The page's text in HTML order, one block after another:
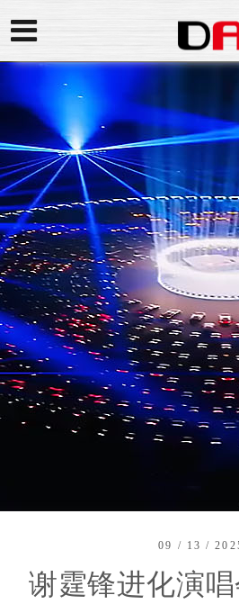
09 / 13 /
谢霆锋进化演